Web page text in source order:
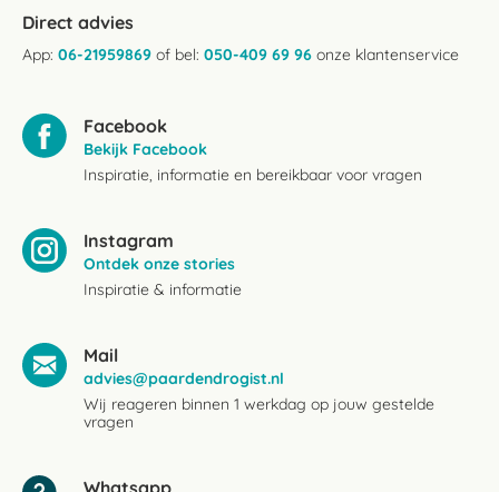
Direct advies
App: 06-21959869 of bel: 050-409 69 96 onze klantenservice
Facebook
Bekijk Facebook
Inspiratie, informatie en bereikbaar voor vragen
Instagram
Ontdek onze stories
Inspiratie & informatie
Mail
advies@paardendrogist.nl
Wij reageren binnen 1 werkdag op jouw gestelde
vragen